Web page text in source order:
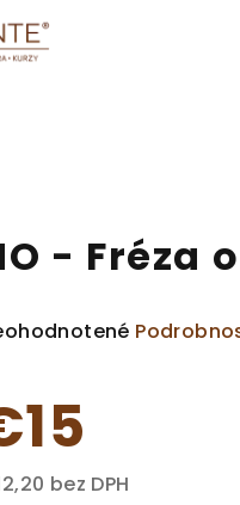
- Fréza
bez DPH